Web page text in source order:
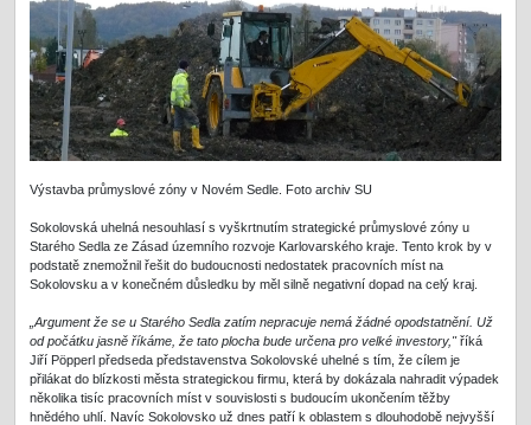
Výstavba průmyslové zóny v Novém Sedle. Foto archiv SU
Sokolovská uhelná nesouhlasí s vyškrtnutím strategické průmyslové zóny u
Starého Sedla ze Zásad územního rozvoje Karlovarského kraje. Tento krok by v
podstatě znemožnil řešit do budoucnosti nedostatek pracovních míst na
Sokolovsku a v konečném důsledku by měl silně negativní dopad na celý kraj.
„Argument že se u Starého Sedla zatím nepracuje nemá žádné opodstatnění. Už
od počátku jasně říkáme, že tato plocha bude určena pro velké investory,"říká
Jiří Pöpperl předseda představenstva Sokolovské uhelné s tím, že cílem je
přilákat do blízkosti města strategickou firmu, která by dokázala nahradit výpadek
několika tisíc pracovních míst v souvislosti s budoucím ukončením těžby
hnědého uhlí. Navíc Sokolovsko už dnes patří k oblastem s dlouhodobě nejvyšší